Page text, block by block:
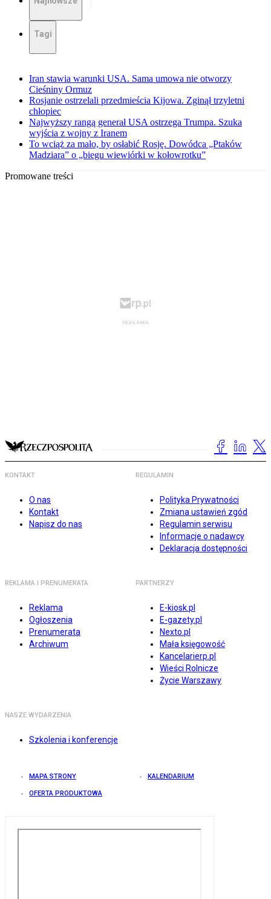
Tagi
Iran stawia warunki USA. Sama umowa nie otworzy
Cieśniny Ormuz
Rosjanie ostrzelali przedmieścia Kijowa. Zginął trzyletni
chłopiec
Najwyższy rangą generał USA ostrzega Trumpa. Szuka
wyjścia z wojny z Iranem
To wciąż za mało, by osłabić Rosję. Dowódca „Ptaków
Madziara” o „biegu wiewiórki w kołowrotku”
Promowane treści
KONTAKT
O nas
Kontakt
Napisz do nas
REGULAMIN
Polityka Prywatności
Zmiana ustawień zgód
Regulamin serwisu
Informacje o nadawcy
Deklaracja dostępności
REKLAMA I PRENUMERATA
Reklama
Ogłoszenia
Prenumerata
Archiwum
PARTNERZY
E-kiosk.pl
E-gazety.pl
Nexto.pl
Mała księgowość
Kancelarierp.pl
Wieści Rolnicze
Życie Warszawy
NASZE WYDARZENIA
Szkolenia i konferencje
MAPA STRONY KALENDARIUM
OFERTA PRODUKTOWA